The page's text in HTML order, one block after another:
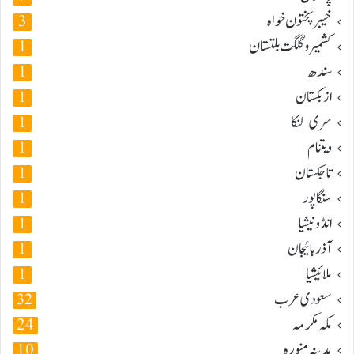
خیبر پختون خواہ 3
کشمیر و گلگت بلتستان 1
سندھ 1
ازبکستان 1
سری لنکا 1
ویتنام 1
تاجکستان 1
سنگاپور 1
انڈونیشیا 1
آذربائیجان 1
ملائیشیا 1
سعودی عرب 32
مکہ مکرمہ 24